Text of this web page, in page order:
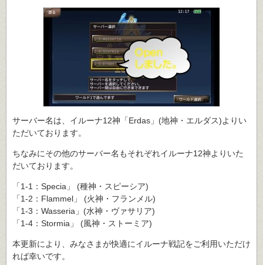
サーバー名は、イルーナ12神「Erdas」(地神・エルダス)よりい
ただいております。
ちなみにその他のサーバー名もそれぞれイルーナ12神よりいた
だいております。
「1-1：Specia」 (種神・スピーシア)
「1-2：Flammel」 (火神・フランメル)
「1-3：Wasseria」(水神・ヴァサリア)
「1-4：Stormia」 (風神・ストーミア)
本更新により、みなさまが快適にイルーナ戦記をご利用いただけ
れば幸いです。